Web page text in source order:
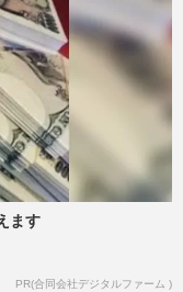
ます
PR(合同会社デジタルファーム )